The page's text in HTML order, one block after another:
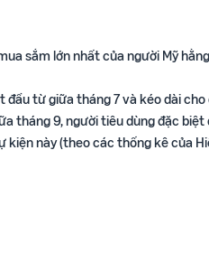
sắm lớn nhất của người Mỹ
từ giữa tháng 7 và kéo dài
tháng 9, người tiêu dùng đặc biệt
này (theo các thống kê của